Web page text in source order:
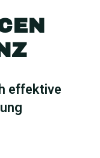
effektive